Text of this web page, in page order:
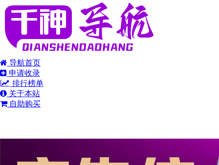
导航首页
申请收录
排行榜单
关于本站
自助购买